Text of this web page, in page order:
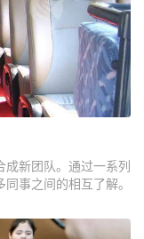
新团队。通过一系列
事之间的相互了解。